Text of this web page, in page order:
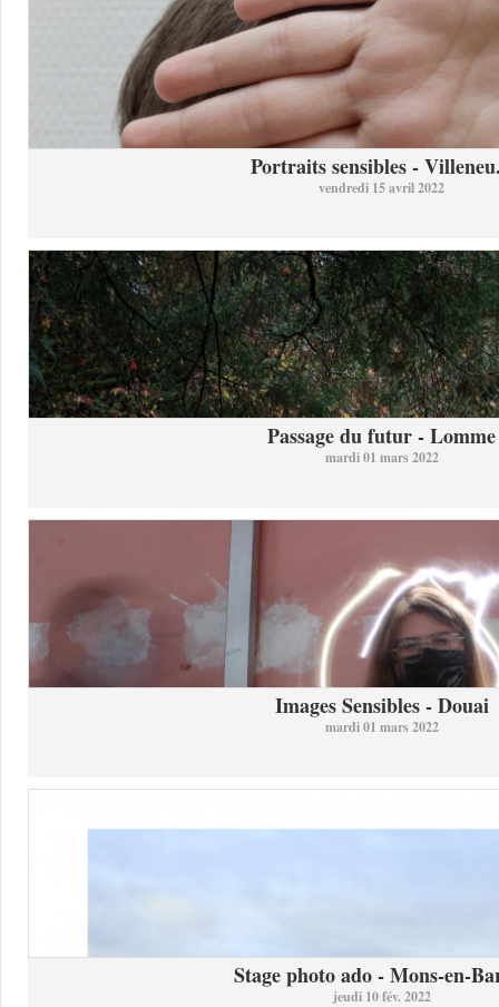
Portraits sensibles -
vendredi 15 avril 2022
Passage du futur - Lomme
mardi 01 mars 2022
Images Sensibles - Douai
mardi 01 mars 2022
Stage photo ado - Mons-en-
jeudi 10 fév. 2022